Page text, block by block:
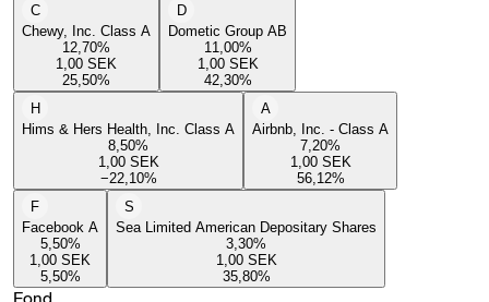
C
Chewy, Inc. Class A
12,70%
1,00 SEK
25,50%
D
Dometic Group AB
11,00%
1,00 SEK
42,30%
H
Hims & Hers Health, Inc. Class A
8,50%
1,00 SEK
−22,10%
A
Airbnb, Inc. - Class A
7,20%
1,00 SEK
56,12%
F
Facebook A
5,50%
1,00 SEK
5,50%
S
Sea Limited American Depositary Shares
3,30%
1,00 SEK
35,80%